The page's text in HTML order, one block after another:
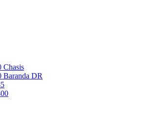
Chasis
Baranda DR